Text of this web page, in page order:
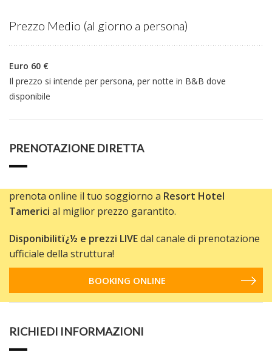
Prezzo Medio (al giorno a persona)
Euro 60 €
Il prezzo si intende per persona, per notte in B&B dove
disponibile
PRENOTAZIONE DIRETTA
prenota online il tuo soggiorno a Resort Hotel
Tamerici al miglior prezzo garantito.
Disponibilitï¿½ e prezzi LIVEdal canale di prenotazione
ufficiale della struttura!
BOOKING ONLINE
RICHIEDI INFORMAZIONI